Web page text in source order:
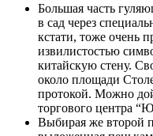
Большая часть
в сад через
кстати, тоже очень
извилистостью
китайскую стену.
около площади
протокой. Можно
торгового центра
Выбирая же второй